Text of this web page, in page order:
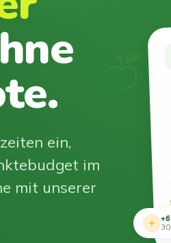
ein,
im
mit unserer